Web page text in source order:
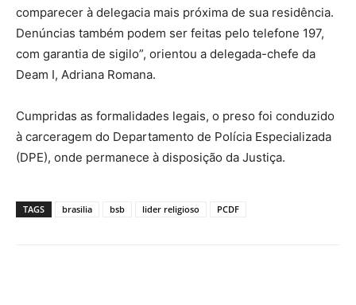
comparecer à delegacia mais próxima de sua residência.
Denúncias também podem ser feitas pelo telefone 197,
com garantia de sigilo”, orientou a delegada-chefe da
Deam I, Adriana Romana.
Cumpridas as formalidades legais, o preso foi conduzido
à carceragem do Departamento de Polícia Especializada
(DPE), onde permanece à disposição da Justiça.
TAGS brasilia bsb lider religioso PCDF